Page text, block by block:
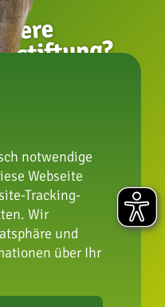
notwendige
Webseite
Tracking-
Wir
und
über Ihr